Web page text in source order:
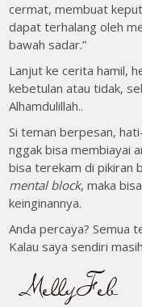
cermat, membuat
dapat terhalang oleh
bawah sadar.”
Lanjut ke cerita hamil,
kebetulan atau tidak,
Alhamdulillah..
Si teman berpesan,
nggak bisa membiayai
bisa terekam di pikiran
mental block, maka
keinginannya.
Anda percaya? Semua
Kalau saya sendiri